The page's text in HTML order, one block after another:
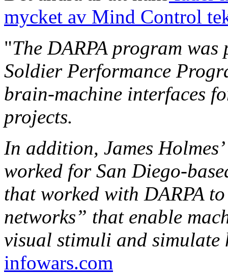
mycket av Mind Control
"The DARPA program
Soldier Performance
brain-machine interfaces
projects.
In addition, James
worked for San Diego-
that worked with DARPA
networks” that enable
visual stimuli and simulate
infowars.com